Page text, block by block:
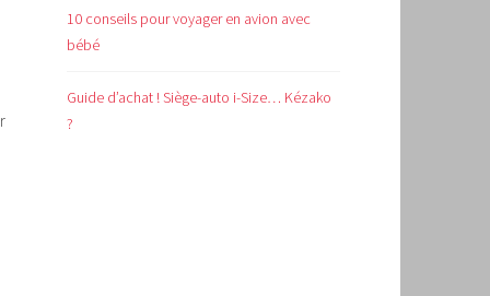
10 conseils pour voyager en avion avec
bébé
Guide d’achat ! Siège-auto i-Size… Kézako
?